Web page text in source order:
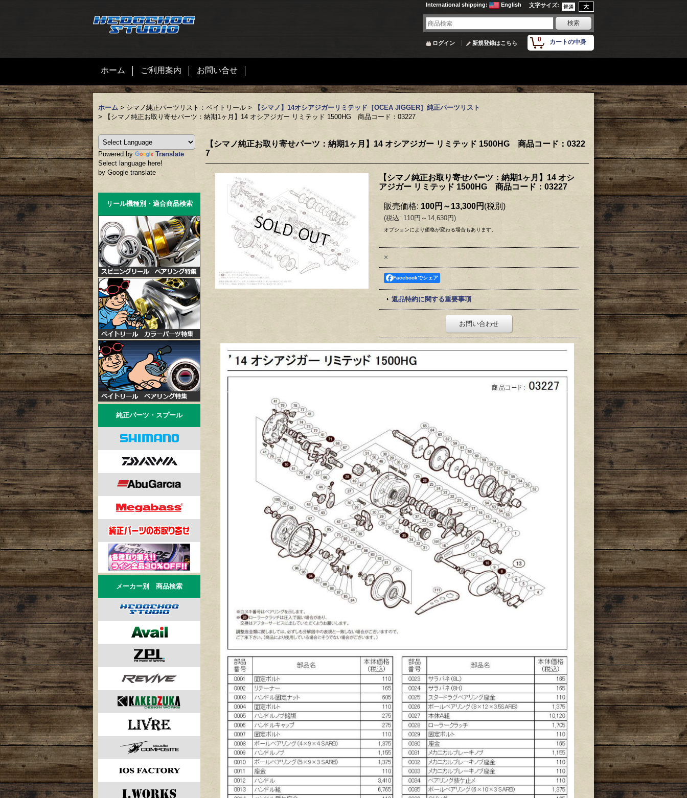
文字サイズ:
International shipping: English
0 カートの中身
ログイン 新規登録はこちら
ホーム ご利用案内 お問い合せ
ホーム > シマノ純正パーツリスト：ベイトリール >
【シマノ】14オシアジガーリミテッド［OCEA JIGGER］純正パーツリスト
>
【シマノ純正お取り寄せパーツ：納期1ヶ月】14 オシアジガー リミテッド 1500HG 商品コード：03227
Powered by
Translate
Select language here!
by Google translate
リール機種別・適合商品検索
純正パーツ・スプール
メーカー別 商品検索
【シマノ純正お取り寄せパーツ：納期1ヶ月】14 オシアジガー リミテッド 1500HG 商品コード：0322
7
【シマノ純正お取り寄せパーツ：納期1ヶ月】14 オシ
アジガー リミテッド 1500HG 商品コード：03227
販売価格: 100円～13,300円 (税別)
(税込: 110円～14,630円)
オプションにより価格が変わる場合もあります。
×
Facebookでシェア
返品特約に関する重要事項
お問い合わせ